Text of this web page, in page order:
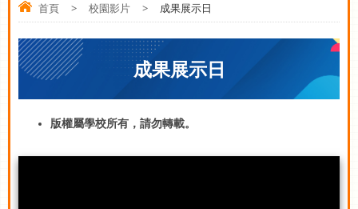
首頁 > 校園影片 > 成果展示日
成果展示日
版權屬學校所有，請勿轉載。